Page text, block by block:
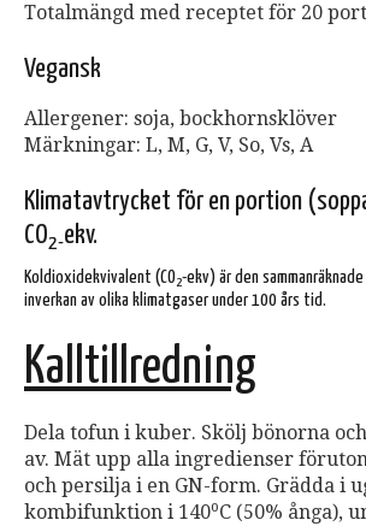
Totalmängd med receptet för 20
Vegansk
Allergener: soja, bockhornsklöver
Märkningar: L, M, G, V, So, Vs, A
Klimatavtrycket för en portion
CO2-ekv.
Koldioxidekvivalent (CO2-ekv) är den
inverkan av olika klimatgaser under 100 års tid.
Kalltillredning
Dela tofun i kuber. Skölj bönorna
av. Mät upp alla ingredienser
och persilja i en GN-form. Grädda i
kombifunktion i 140oC (50% ånga),